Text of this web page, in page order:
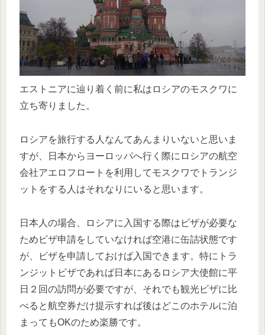
エストニアに辿り着く前に私はロシアのモスクワに
立ち寄りました。
ロシアを旅行する人なんてあんまりいないと思いま
すが、日本からヨーロッパへ行く際にロシアの航空
会社アエロフロートを利用してモスクワでトランジ
ットをする人はそれなりにいると思います。
日本人の場合、ロシアに入国する際はビザが必要な
ためビザ申請をしていなければ空港に缶詰状態です
が、ビザを申請しておけば入国できます。特にトラ
ンジットビザであれば日本にあるロシア大使館に平
日２回の訪問が必要ですが、それでも観光ビザに比
べると航空券だけ提示すれば後はどこのホテルに泊
まってもOKのため楽勝です。